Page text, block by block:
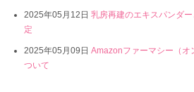
2025年05月12日 乳房再建のエキスパンダ
定
2025年05月09日 Amazonファーマシー（オ
ついて